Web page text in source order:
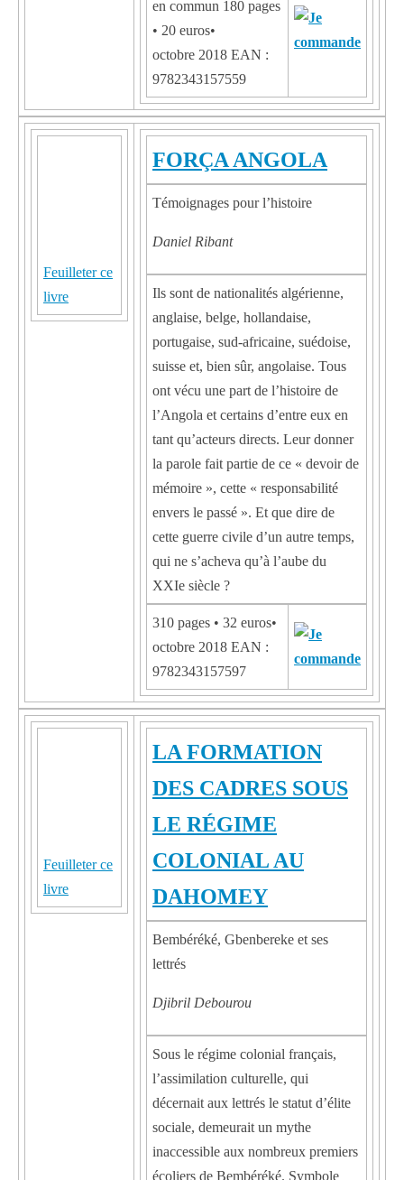
en commun 180 pages
• 20 euros•
octobre 2018 EAN :
9782343157559
Feuilleter ce
livre
FORÇA ANGOLA
Témoignages pour l’histoire
Daniel Ribant
Ils sont de nationalités algérienne,
anglaise, belge, hollandaise,
portugaise, sud-africaine, suédoise,
suisse et, bien sûr, angolaise. Tous
ont vécu une part de l’histoire de
l’Angola et certains d’entre eux en
tant qu’acteurs directs. Leur donner
la parole fait partie de ce « devoir de
mémoire », cette « responsabilité
envers le passé ». Et que dire de
cette guerre civile d’un autre temps,
qui ne s’acheva qu’à l’aube du
XXIe siècle ?
310 pages • 32 euros•
octobre 2018 EAN :
9782343157597
Feuilleter ce
livre
LA FORMATION
DES CADRES SOUS
LE RÉGIME
COLONIAL AU
DAHOMEY
Bembéréké, Gbenbereke et ses
lettrés
Djibril Debourou
Sous le régime colonial français,
l’assimilation culturelle, qui
décernait aux lettrés le statut d’élite
sociale, demeurait un mythe
inaccessible aux nombreux premiers
écoliers de Bembéréké. Symbole